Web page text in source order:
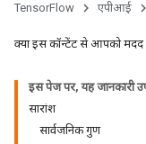
TensorFlow एपीआई
क्या इस कॉन्टेंट से आपको मदद
इस पेज पर, यह जानकारी
सारांश
सार्वजनिक गुण